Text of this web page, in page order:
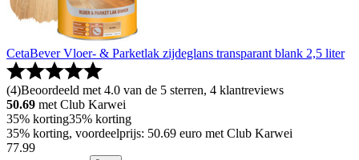
CetaBever Vloer- & Parketlak zijdeglans transparant blank 2,5 liter
(4)Beoordeeld met 4.0 van de 5 sterren, 4 klantreviews
50.69 met Club Karwei
35% korting35% korting
35% korting, voordeelprijs: 50.69 euro met Club Karwei
77.99